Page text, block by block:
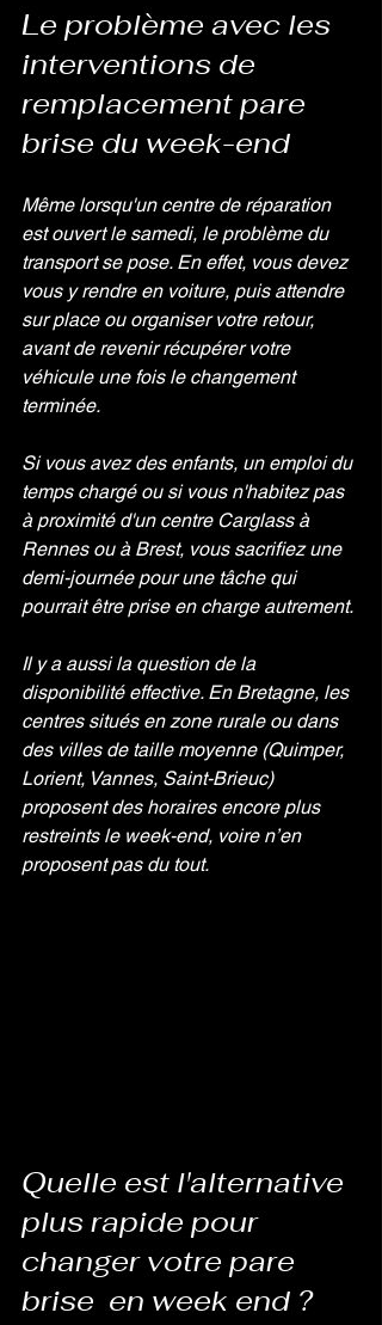
Le problème avec les
interventions de
remplacement pare
brise du week-end
Même lorsqu'un centre de réparation
est ouvert le samedi, le problème du
transport se pose. En effet, vous devez
vous y rendre en voiture, puis attendre
sur place ou organiser votre retour,
avant de revenir récupérer votre
véhicule une fois le changement
terminée.
Si vous avez des enfants, un emploi du
temps chargé ou si vous n'habitez pas
à proximité d'un centre Carglass à
Rennes ou à Brest, vous sacrifiez une
demi-journée pour une tâche qui
pourrait être prise en charge autrement.
Il y a aussi la question de la
disponibilité effective. En Bretagne, les
centres situés en zone rurale ou dans
des villes de taille moyenne (Quimper,
Lorient, Vannes, Saint-Brieuc)
proposent des horaires encore plus
restreints le week-end, voire n’en
proposent pas du tout.
Quelle est l'alternative
plus rapide pour
changer votre pare
brise  en week end ?